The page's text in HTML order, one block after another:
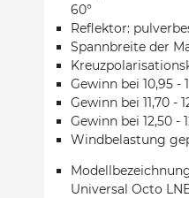
60°
Reflektor:
Spannbreite der
Gewinn bei 10,95 -
Gewinn bei 11,70 -
Gewinn bei 12,50 -
Windbelastung
Universal Octo